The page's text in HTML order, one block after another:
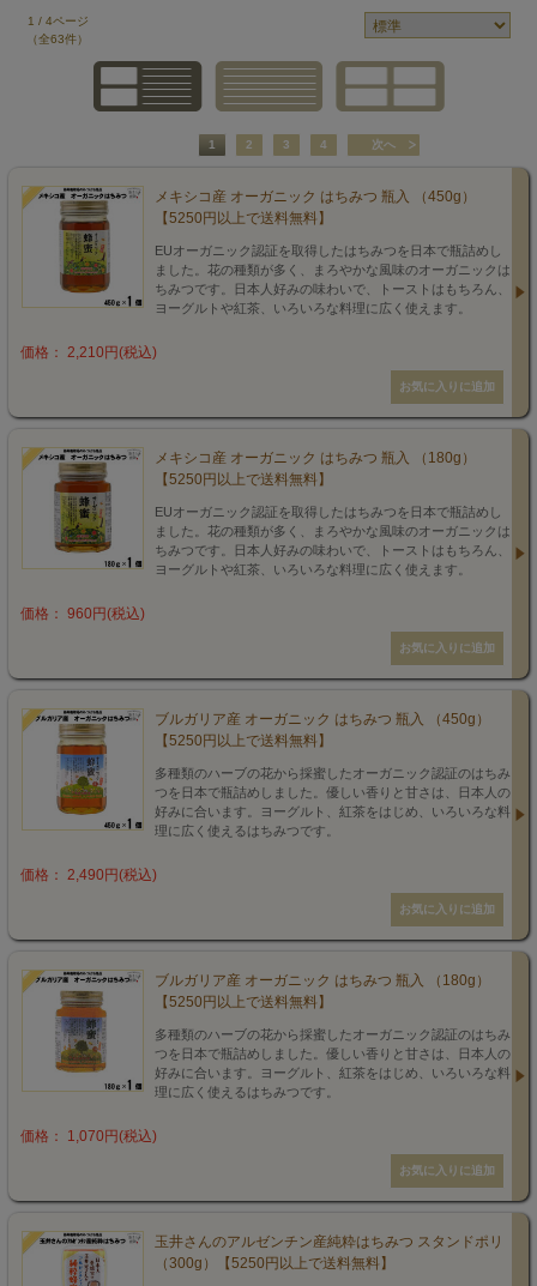
1 / 4ページ
（全63件）
1 2 3 4 次へ
メキシコ産 オーガニック はちみつ 瓶入 （450g）
【5250円以上で送料無料】
EUオーガニック認証を取得したはちみつを日本で瓶詰めし
ました。花の種類が多く、まろやかな風味のオーガニックは
ちみつです。日本人好みの味わいで、トーストはもちろん、
ヨーグルトや紅茶、いろいろな料理に広く使えます。
価格： 2,210円(税込)
メキシコ産 オーガニック はちみつ 瓶入 （180g）
【5250円以上で送料無料】
EUオーガニック認証を取得したはちみつを日本で瓶詰めし
ました。花の種類が多く、まろやかな風味のオーガニックは
ちみつです。日本人好みの味わいで、トーストはもちろん、
ヨーグルトや紅茶、いろいろな料理に広く使えます。
価格： 960円(税込)
ブルガリア産 オーガニック はちみつ 瓶入 （450g）
【5250円以上で送料無料】
多種類のハーブの花から採蜜したオーガニック認証のはちみ
つを日本で瓶詰めしました。優しい香りと甘さは、日本人の
好みに合います。ヨーグルト、紅茶をはじめ、いろいろな料
理に広く使えるはちみつです。
価格： 2,490円(税込)
ブルガリア産 オーガニック はちみつ 瓶入 （180g）
【5250円以上で送料無料】
多種類のハーブの花から採蜜したオーガニック認証のはちみ
つを日本で瓶詰めしました。優しい香りと甘さは、日本人の
好みに合います。ヨーグルト、紅茶をはじめ、いろいろな料
理に広く使えるはちみつです。
価格： 1,070円(税込)
玉井さんのアルゼンチン産純粋はちみつ スタンドポリ
（300g）【5250円以上で送料無料】